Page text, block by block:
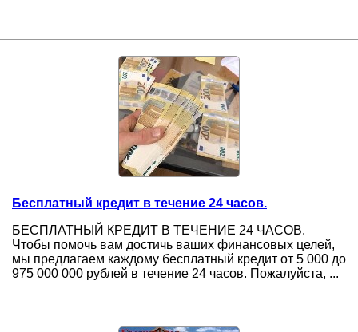
Бесплатный кредит в течение 24 часов.
БЕСПЛАТНЫЙ КРЕДИТ В ТЕЧЕНИЕ 24 ЧАСОВ.
Чтобы помочь вам достичь ваших финансовых целей,
мы предлагаем каждому бесплатный кредит от 5 000 до
975 000 000 рублей в течение 24 часов. Пожалуйста, ...